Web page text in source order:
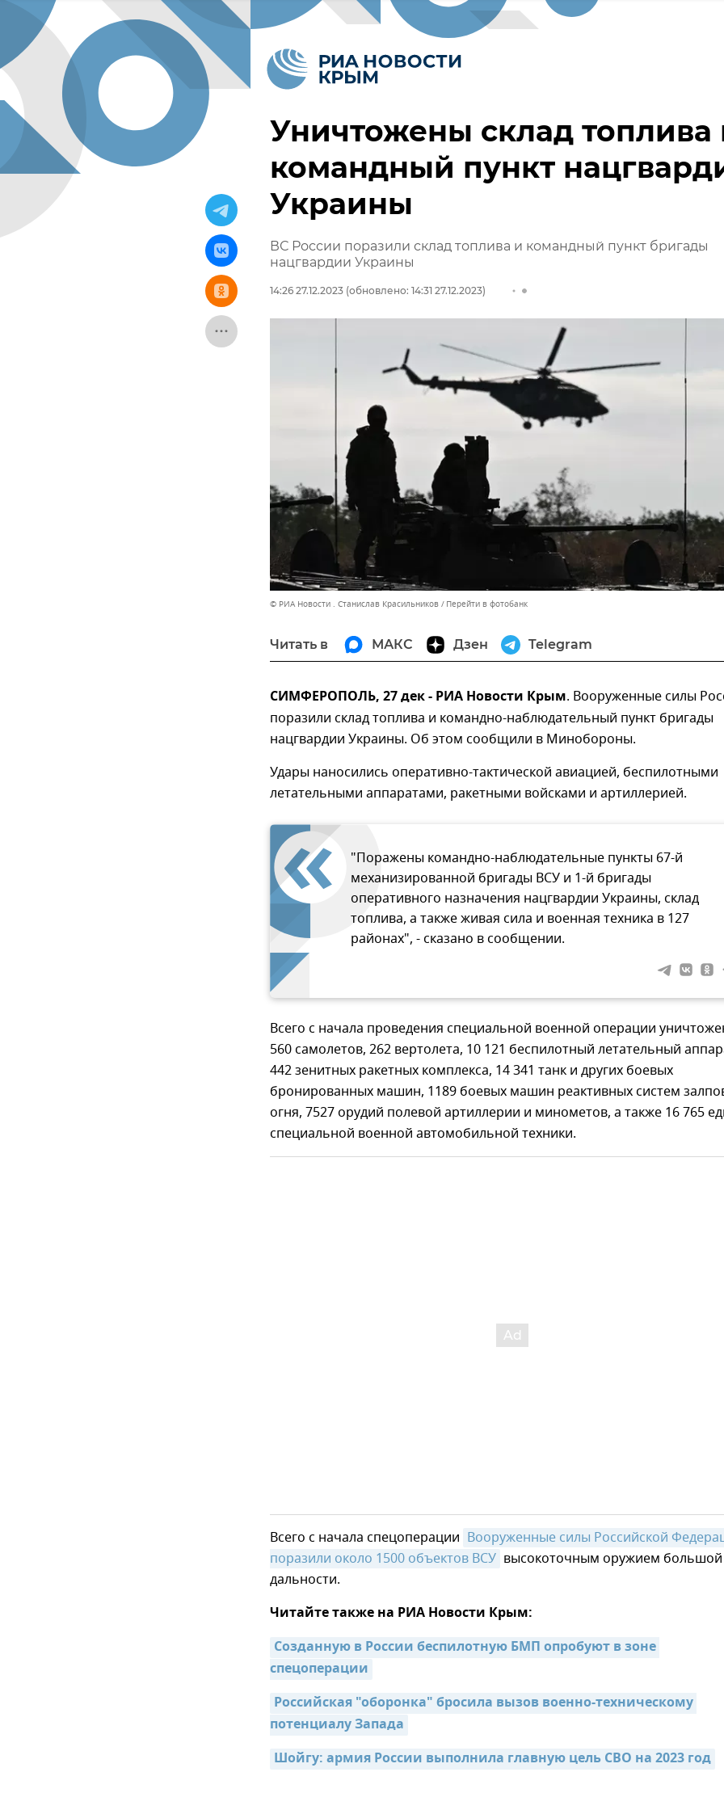
Уничтожены склад топлива
командный пункт
Украины
ВС России поразили склад топлива и командный пункт бригады
нацгвардии Украины
14:26 27.12.2023 (обновлено: 14:31 27.12.2023)
© РИА Новости . Станислав Красильников Перейти в фотобанк
Читать в МАКС Дзен Telegram
СИМФЕРОПОЛЬ, 27 дек - РИА Новости Крым. Вооруженные силы
поразили склад топлива и командно-наблюдательный пункт бригады
нацгвардии Украины. Об этом сообщили в Минобороны.
Удары наносились оперативно-тактической авиацией, беспилотными
летательными аппаратами, ракетными войсками и артиллерией.
"Поражены командно-наблюдательные пункты 67-й
механизированной бригады ВСУ и 1-й бригады
оперативного назначения нацгвардии Украины, склад
топлива, а также живая сила и военная техника в 127
районах", - сказано в сообщении.
Всего с начала проведения специальной военной операции
560 самолетов, 262 вертолета, 10 121 беспилотный летательный
442 зенитных ракетных комплекса, 14 341 танк и других боевых
бронированных машин, 1189 боевых машин реактивных систем
огня, 7527 орудий полевой артиллерии и минометов, а также 16 765
специальной военной автомобильной техники.
Всего с начала спецоперации Вооруженные силы Российской
поразили около 1500 объектов ВСУ высокоточным оружием большой
дальности.
Читайте также на РИА Новости Крым:
Созданную в России беспилотную БМП опробуют в зоне
спецоперации
Российская "оборонка" бросила вызов военно-техническому
потенциалу Запада
Шойгу: армия России выполнила главную цель СВО на 2023 год